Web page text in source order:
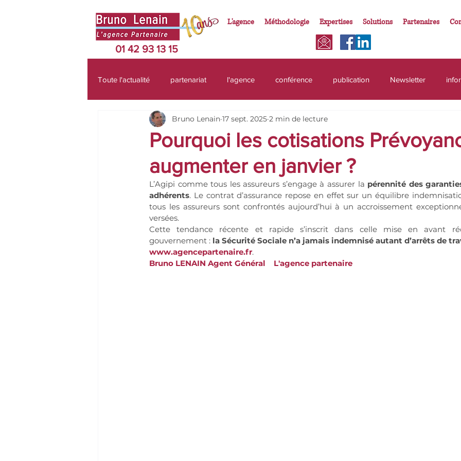
01 42 93 13 15
L'agence Méthodologie Expertises Solutions Partenaires
Toute l'actualité partenariat l'agence conférence publication Newsletter
protection sociale défiscalisation immobilier activiyés
perte autonomie retraite salarié impôts mutuelle
bourse indépendant profession libérale
Pourquoi les cotisations
augmenter en janvier ?
Bruno Lenain 17 sept. 2025 2 min de lecture
L’Agipi comme tous les assureurs s’engage à assurer la pérennité des
adhérents. Le contrat d’assurance repose en effet sur un équilibre
tous les assureurs sont confrontés aujourd’hui à un accroissement
versées.
Cette tendance récente et rapide s’inscrit dans celle mise en avant
gouvernement : la Sécurité Sociale n’a jamais indemnisé autant d’arrêts de
www.agencepartenaire.fr.
Bruno LENAIN Agent Général    L'agence partenaire